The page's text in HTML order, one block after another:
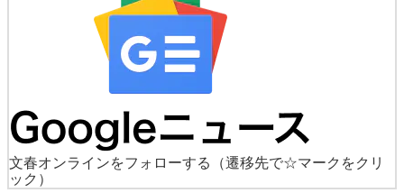
文春オンラインをフォローする
（遷移先で☆マークをクリ
ック）